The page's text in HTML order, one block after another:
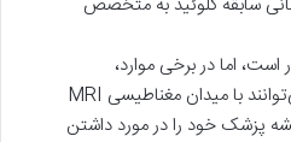
است، اما در برخی موارد،
رنگدانه‌های حاوی فلز می‌توانند با میدان مغناطیسی MRI
پزشک خود را در مورد داشتن